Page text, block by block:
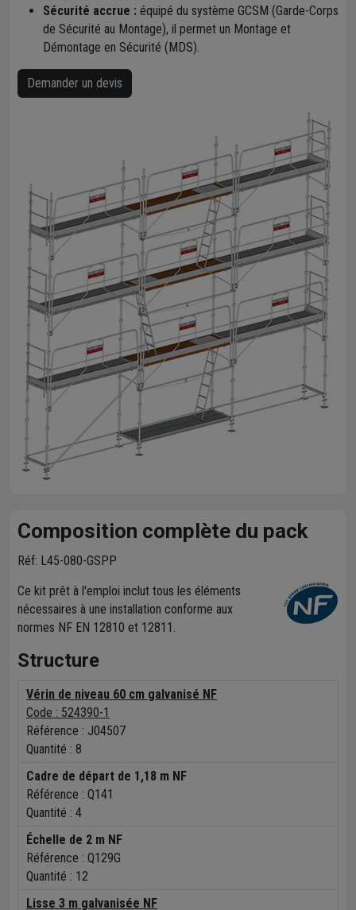
Sécurité accrue : équipé du système GCSM (Garde-Corps
de Sécurité au Montage), il permet un Montage et
Démontage en Sécurité (MDS).
Demander un devis
Composition complète du pack
Réf: L45-080-GSPP
Ce kit prêt à l'emploi inclut tous les éléments
nécessaires à une installation conforme aux
normes NF EN 12810 et 12811.
Structure
Vérin de niveau 60 cm galvanisé NF
Code : 524390-1
Référence : J04507
Quantité : 8
Cadre de départ de 1,18 m NF
Référence : Q141
Quantité : 4
Échelle de 2 m NF
Référence : Q129G
Quantité : 12
Lisse 3 m galvanisée NF